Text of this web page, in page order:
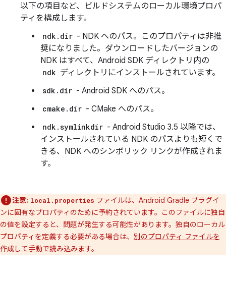
以下の項目など、ビルドシステムのローカル環境プロパ
ティを構成します。
ndk.dir - NDK へのパス。このプロパティは非推
奨になりました。ダウンロードしたバージョンの
NDK はすべて、Android SDK ディレクトリ内の
ndk ディレクトリにインストールされています。
sdk.dir - Android SDK へのパス。
cmake.dir - CMake へのパス。
ndk.symlinkdir - Android Studio 3.5 以降では、
インストールされている NDK のパスよりも短くで
きる、NDK へのシンボリック リンクが作成されま
す。
注意: local.properties ファイルは、Android Gradle プラグイ
ンに固有なプロパティのために予約されています。このファイルに独自
の値を設定すると、問題が発生する可能性があります。独自のローカル
プロパティを定義する必要がある場合は、 別のプロパティ ファイルを
作成して手動で読み込みます。